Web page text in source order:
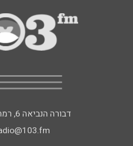
דבורה הנביאה 6, רמת השרון